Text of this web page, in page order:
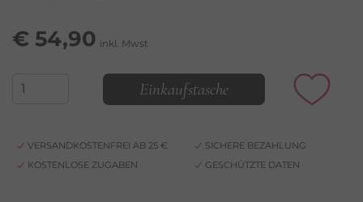
€ 54,90 inkl. Mwst
Einkaufstasche
VERSANDKOSTENFREI AB 25 €
SICHERE BEZAHLUNG
KOSTENLOSE ZUGABEN
GESCHÜTZTE DATEN